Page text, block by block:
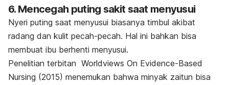
6. Mencegah puting sakit saat menyusui
Nyeri puting saat menyusui biasanya timbul akibat
radang dan kulit pecah-pecah. Hal ini bahkan bisa
membuat ibu berhenti menyusui.
Penelitian terbitan Worldviews On Evidence-Based
Nursing (2015) menemukan bahwa minyak zaitun bisa